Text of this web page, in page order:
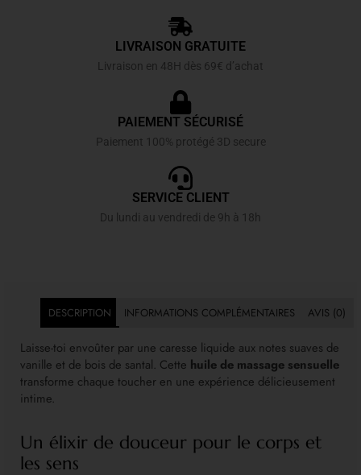
LIVRAISON GRATUITE
Livraison en 48H dès 69€ d’achat
PAIEMENT SÉCURISÉ
Paiement 100% protégé 3D secure
SERVICE CLIENT
Du lundi au vendredi de 9h à 18h
DESCRIPTION INFORMATIONS COMPLÉMENTAIRES AVIS (0)
Laisse-toi envoûter par une caresse liquide aux notes suaves de
vanille et de bois de santal. Cette huile de massage sensuelle
transforme chaque toucher en une expérience délicieusement
intime.
Un élixir de douceur pour le corps et
les sens